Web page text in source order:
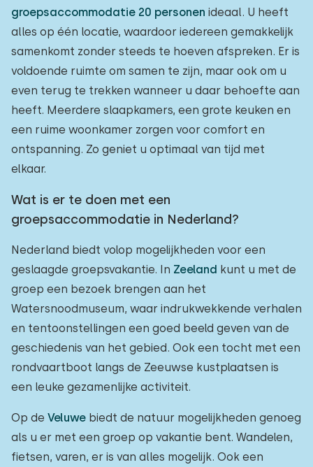
groepsaccommodatie 20 personen ideaal. U heeft
alles op één locatie, waardoor iedereen gemakkelijk
samenkomt zonder steeds te hoeven afspreken. Er is
voldoende ruimte om samen te zijn, maar ook om u
even terug te trekken wanneer u daar behoefte aan
heeft. Meerdere slaapkamers, een grote keuken en
een ruime woonkamer zorgen voor comfort en
ontspanning. Zo geniet u optimaal van tijd met
elkaar.
Wat is er te doen met een
groepsaccommodatie in Nederland?
Nederland biedt volop mogelijkheden voor een
geslaagde groepsvakantie. In Zeeland kunt u met de
groep een bezoek brengen aan het
Watersnoodmuseum, waar indrukwekkende verhalen
en tentoonstellingen een goed beeld geven van de
geschiedenis van het gebied. Ook een tocht met een
rondvaartboot langs de Zeeuwse kustplaatsen is
een leuke gezamenlijke activiteit.
Op de Veluwe biedt de natuur mogelijkheden genoeg
als u er met een groep op vakantie bent. Wandelen,
fietsen, varen, er is van alles mogelijk. Ook een